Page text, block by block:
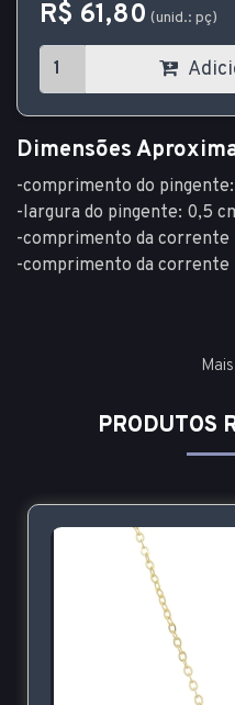
R$ 61,80 (unid.: pç)
Dimensões
-comprimento do
-largura do pingente: 0,5
-comprimento da corrente
-comprimento da corrente
PRODUTOS